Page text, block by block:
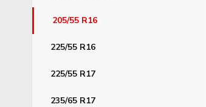
205/55 R16
225/55 R16
225/55 R17
235/65 R17